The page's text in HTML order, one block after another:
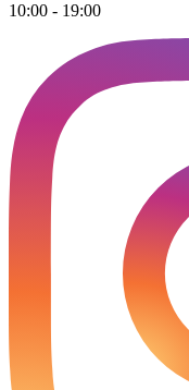
10:00 - 19:00